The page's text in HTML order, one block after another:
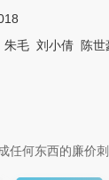
朱毛 刘小倩 陈世
何东西的廉价刺